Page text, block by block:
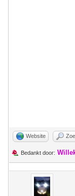
Website
Bedankt door: